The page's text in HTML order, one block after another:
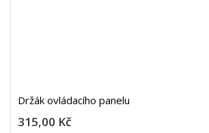
Držák ovládacího panelu
315,00 Kč